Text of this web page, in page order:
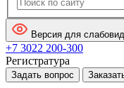
Версия для
+7 3022 200-300
Регистратура
Задать вопрос